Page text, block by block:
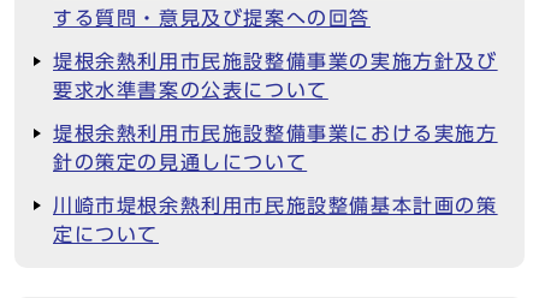
する質問・意見及び提案への回答
堤根余熱利用市民施設整備事業の実施方針及び
要求水準書案の公表について
堤根余熱利用市民施設整備事業における実施方
針の策定の見通しについて
川崎市堤根余熱利用市民施設整備基本計画の策
定について